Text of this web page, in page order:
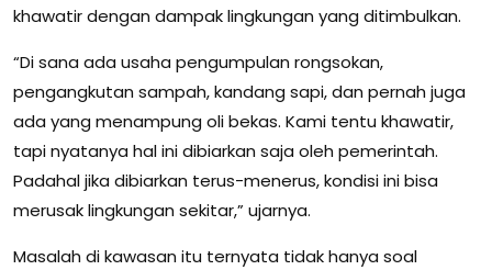
khawatir dengan dampak lingkungan yang ditimbulkan.
“Di sana ada usaha pengumpulan rongsokan,
pengangkutan sampah, kandang sapi, dan pernah juga
ada yang menampung oli bekas. Kami tentu khawatir,
tapi nyatanya hal ini dibiarkan saja oleh pemerintah.
Padahal jika dibiarkan terus-menerus, kondisi ini bisa
merusak lingkungan sekitar,” ujarnya.
Masalah di kawasan itu ternyata tidak hanya soal